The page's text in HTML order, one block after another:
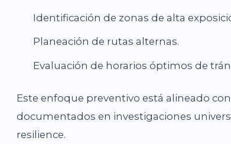
Identificación de zonas de alta
Planeación de rutas alternas.
Evaluación de horarios óptimos de
Este enfoque preventivo está alineado
documentados en investigaciones
resilience.